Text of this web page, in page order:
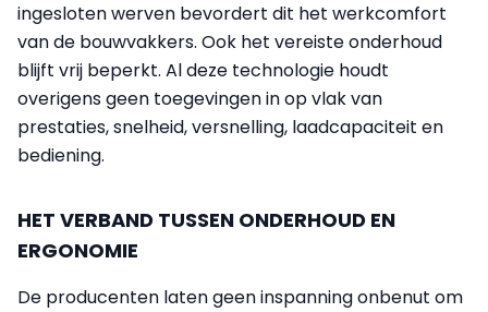
ingesloten werven bevordert dit het werkcomfort
van de bouwvakkers. Ook het vereiste onderhoud
blijft vrij beperkt. Al deze technologie houdt
overigens geen toegevingen in op vlak van
prestaties, snelheid, versnelling, laadcapaciteit en
bediening.
HET VERBAND TUSSEN ONDERHOUD EN
ERGONOMIE
De producenten laten geen inspanning onbenut om